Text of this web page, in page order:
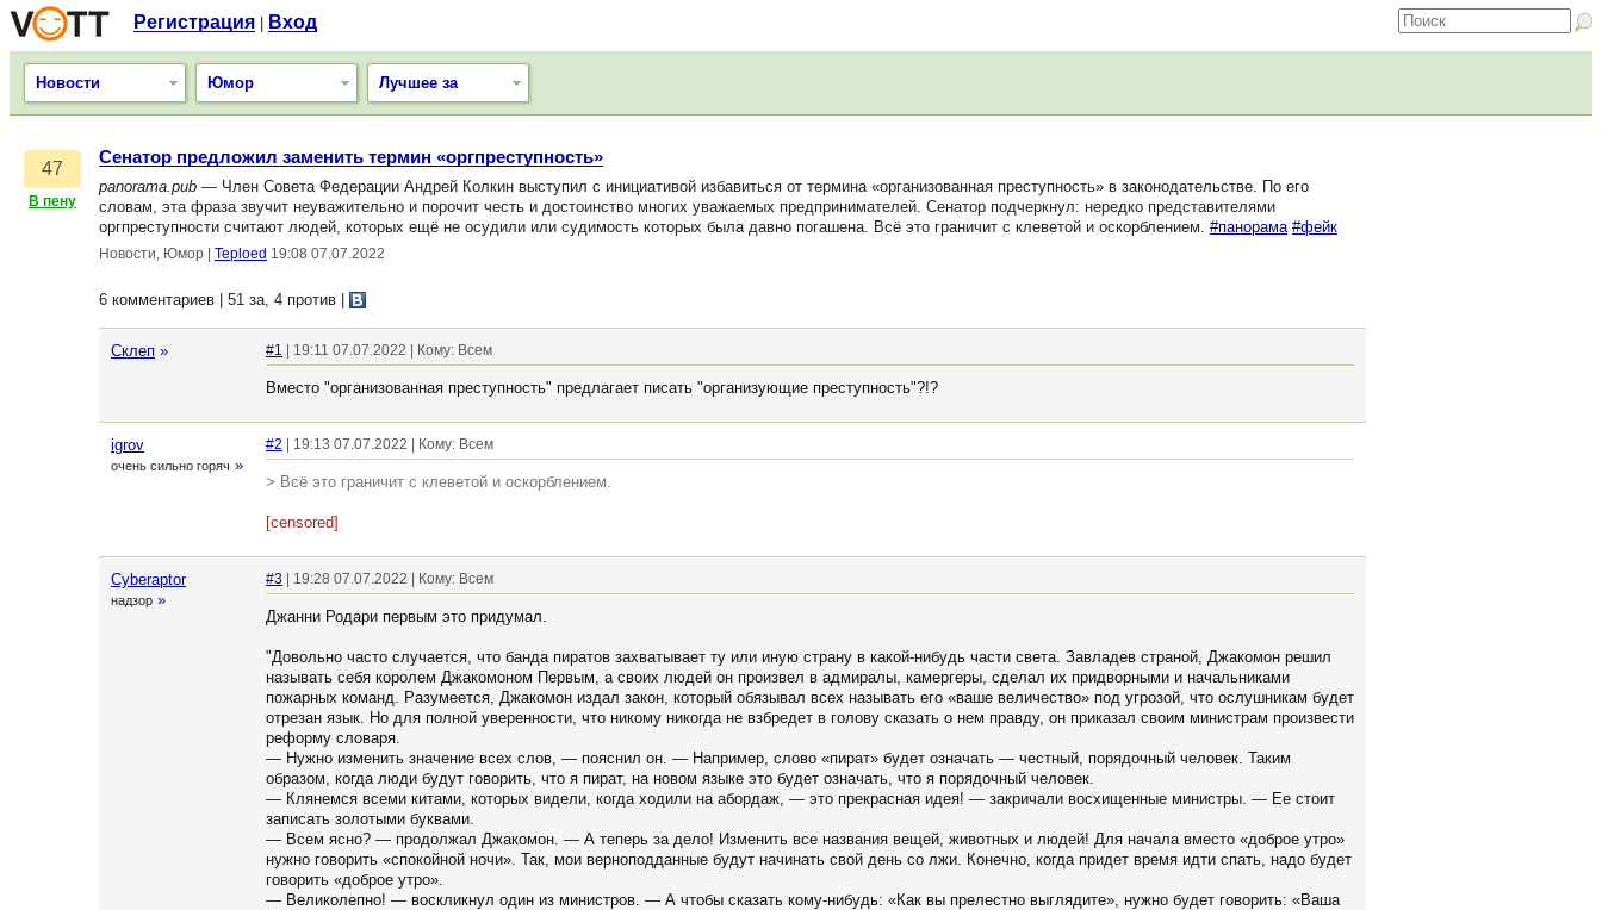
Регистрация Вход
Новости Юмор Лучшее за
47
В пену
Сенатор предложил заменить термин «оргпреступность»
panorama.pub — Член Совета Федерации Андрей Колкин выступил с инициативой избавиться от термина «организованная преступность» в законодательстве. По его
словам, эта фраза звучит неуважительно и порочит честь и достоинство многих уважаемых предпринимателей. Сенатор подчеркнул: нередко представителями
оргпреступности считают людей, которых ещё не осудили или судимость которых была давно погашена. Всё это граничит с клеветой и оскорблением. #панорама #фейк
Новости, Юмор Teploed 19:08 07.07.2022
6 комментариев | 51 за, 4 против
Склеп » #1 | 19:11 07.07.2022 | Кому: Всем
Вместо "организованная преступность" предлагает писать "организующие преступность"?!?
igrov
очень сильно горяч »
#2 | 19:13 07.07.2022 | Кому: Всем
> Всё это граничит с клеветой и оскорблением.
[censored]
Cyberaptor
надзор »
#3 | 19:28 07.07.2022 | Кому: Всем
Джанни Родари первым это придумал.
"Довольно часто случается, что банда пиратов захватывает ту или иную страну в какой-нибудь части света. Завладев страной, Джакомон решил
называть себя королем Джакомоном Первым, а своих людей он произвел в адмиралы, камергеры, сделал их придворными и начальниками
пожарных команд. Разумеется, Джакомон издал закон, который обязывал всех называть его «ваше величество» под угрозой, что ослушникам будет
отрезан язык. Но для полной уверенности, что никому никогда не взбредет в голову сказать о нем правду, он приказал своим министрам произвести
реформу словаря.
— Нужно изменить значение всех слов, — пояснил он. — Например, слово «пират» будет означать — честный, порядочный человек. Таким
образом, когда люди будут говорить, что я пират, на новом языке это будет означать, что я порядочный человек.
— Клянемся всеми китами, которых видели, когда ходили на абордаж, — это прекрасная идея! — закричали восхищенные министры. — Ее стоит
записать золотыми буквами.
— Всем ясно? — продолжал Джакомон. — А теперь за дело! Изменить все названия вещей, животных и людей! Для начала вместо «доброе утро»
нужно говорить «спокойной ночи». Так, мои верноподданные будут начинать свой день со лжи. Конечно, когда придет время идти спать, надо будет
говорить «доброе утро».
— Великолепно! — воскликнул один из министров. — А чтобы сказать кому-нибудь: «Как вы прелестно выглядите», нужно будет говорить: «Ваша